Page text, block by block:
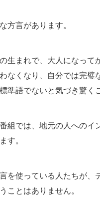
方言があります。
生まれで、大人になって
なくなり、自分では完璧
準語でないと気づき驚く
組では、地元の人への
す。
を使っている人たちが
ことはありません。